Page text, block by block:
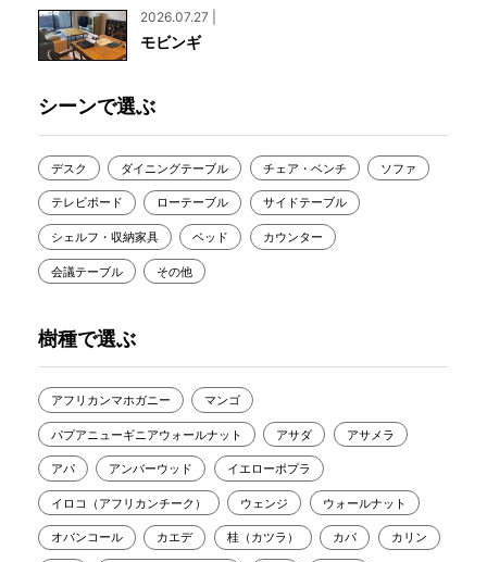
2026.07.27 |
モビンギ
シーンで選ぶ
デスク ダイニングテーブル チェア・ベンチ ソファ
テレビボード ローテーブル サイドテーブル
シェルフ・収納家具 ベッド カウンター
会議テーブル その他
樹種で選ぶ
アフリカンマホガニー マンゴ
パプアニューギニアウォールナット アサダ アサメラ
アパ アンバーウッド イエローポプラ
イロコ（アフリカンチーク） ウェンジ ウォールナット
オバンコール カエデ 桂（カツラ） カバ カリン